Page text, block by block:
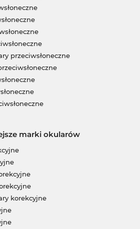
przeciwsłoneczne
marki okularów
korekcyjne